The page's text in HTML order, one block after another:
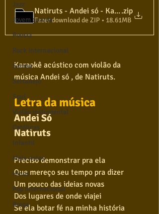
Jazz
Jovem guarda
Poesia
Rock internacional
Samba
Sertanejo
Soul
Violão instumental
Católicas
Infantil
Mais vistos
Hinos
Pop Internacional
Brega
Natiruts - Andei só - Karaokê
.zip
Fazer download de ZIP • 18.61MB
Karaokê acústico com violão da
música Andei só , de Natiruts.
Letra da música
Andei Só
Natiruts
Preciso demonstrar pra ela
Que mereço seu tempo pra dizer
Um pouco das ideias novas
Dos lugares de onde viajei
Se ela botar fé na minha história